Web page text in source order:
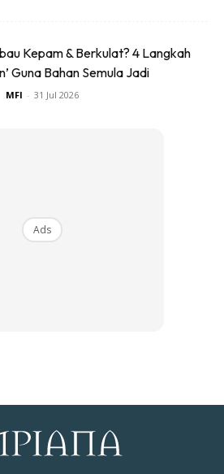
Ads
Kepam & Berkulat? 4 Langkah
Guna Bahan Semula Jadi
MFI - 31 Jul 2026
Ads